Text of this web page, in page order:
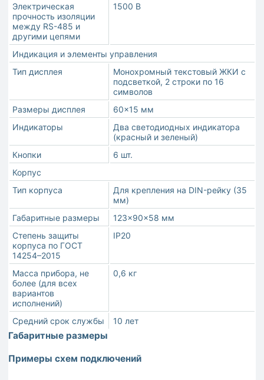
Электрическая
прочность изоляции
между RS-485 и
другими цепями
1500 В
Индикация и элементы управления
Тип дисплея
Монохромный текстовый ЖКИ с
подсветкой, 2 строки по 16
символов
Размеры дисплея
60×15 мм
Индикаторы
Два светодиодных индикатора
(красный и зеленый)
Кнопки
6 шт.
Корпус
Тип корпуса
Для крепления на DIN-рейку (35
мм)
Габаритные размеры
123×90×58 мм
Степень защиты
корпуса по ГОСТ
14254–2015
IP20
Масса прибора, не
более (для всех
вариантов
исполнений)
0,6 кг
Средний срок службы 10 лет
Габаритные размеры
Примеры схем подключений